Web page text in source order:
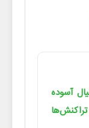
آسوده